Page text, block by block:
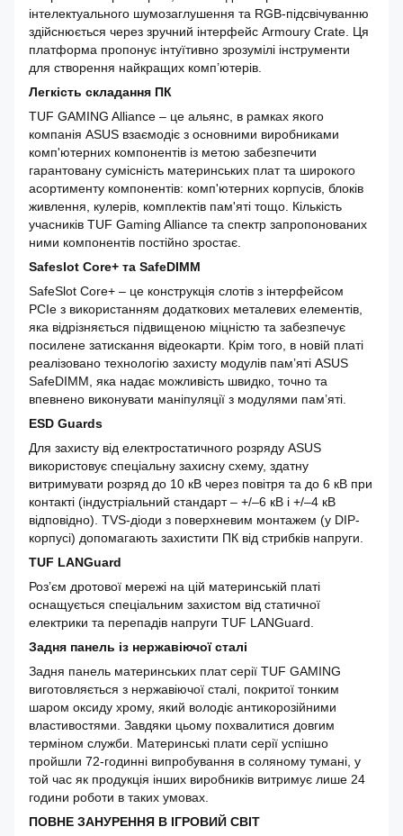
інтелектуального шумозаглушення та RGB-підсвічуванню
здійснюється через зручний інтерфейс Armoury Crate. Ця
платформа пропонує інтуїтивно зрозумілі інструменти
для створення найкращих комп’ютерів.
Легкість складання ПК
TUF GAMING Alliance – це альянс, в рамках якого
компанія ASUS взаємодіє з основними виробниками
комп'ютерних компонентів із метою забезпечити
гарантовану сумісність материнських плат та широкого
асортименту компонентів: комп'ютерних корпусів, блоків
живлення, кулерів, комплектів пам'яті тощо. Кількість
учасників TUF Gaming Alliance та спектр запропонованих
ними компонентів постійно зростає.
Safeslot Core+ та SafeDIMM
SafeSlot Core+ – це конструкція слотів з інтерфейсом
PCIe з використанням додаткових металевих елементів,
яка відрізняється підвищеною міцністю та забезпечує
посилене затискання відеокарти. Крім того, в новій платі
реалізовано технологію захисту модулів пам’яті ASUS
SafeDIMM, яка надає можливість швидко, точно та
впевнено виконувати маніпуляції з модулями пам’яті.
ESD Guards
Для захисту від електростатичного розряду ASUS
використовує спеціальну захисну схему, здатну
витримувати розряд до 10 кВ через повітря та до 6 кВ при
контакті (індустріальний стандарт – +/–6 кВ і +/–4 кВ
відповідно). TVS-діоди з поверхневим монтажем (у DIP-
корпусі) допомагають захистити ПК від стрибків напруги.
TUF LANGuard
Роз’єм дротової мережі на цій материнській платі
оснащується спеціальним захистом від статичної
електрики та перепадів напруги TUF LANGuard.
Задня панель із нержавіючої сталі
Задня панель материнських плат серії TUF GAMING
виготовляється з нержавіючої сталі, покритої тонким
шаром оксиду хрому, який володіє антикорозійними
властивостями. Завдяки цьому похвалитися довгим
терміном служби. Материнські плати серії успішно
пройшли 72-годинні випробування в соляному тумані, у
той час як продукція інших виробників витримує лише 24
години роботи в таких умовах.
ПОВНЕ ЗАНУРЕННЯ В ІГРОВИЙ СВІТ